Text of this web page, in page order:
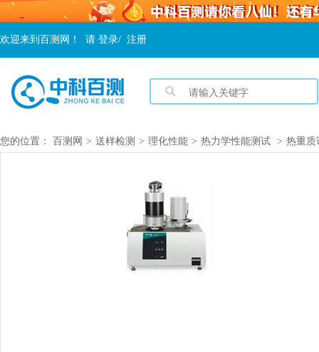
欢迎来到百测网！ 请 登录/ 注册
您的位置： 百测网 > 送样检测 > 理化性能 > 热力学性能测试 > 热重质